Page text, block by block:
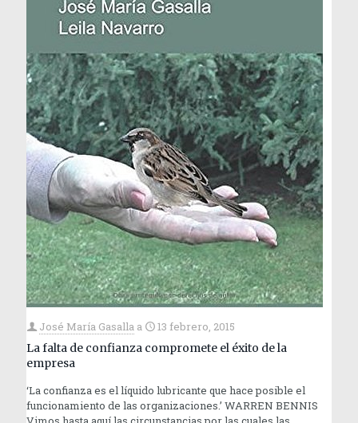
José María Gasalla a
13 febrero, 2015
La falta de confianza compromete el éxito de la
empresa
‘La confianza es el líquido lubricante que hace posible el
funcionamiento de las organizaciones.’ WARREN BENNIS